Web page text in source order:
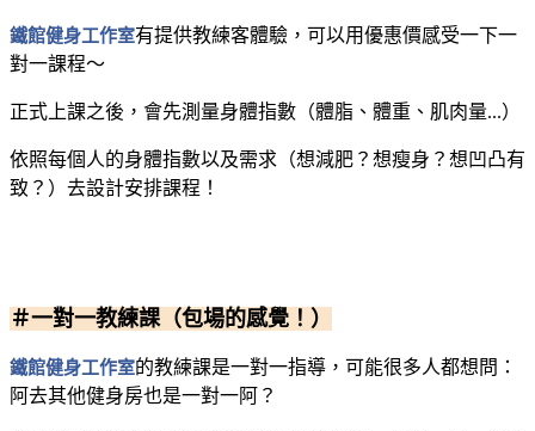
鐵館健身工作室有提供教練客體驗，可以用優惠價感受一下一
對一課程～
正式上課之後，會先測量身體指數（體脂、體重、肌肉量...）
依照每個人的身體指數以及需求（想減肥？想瘦身？想凹凸有
致？）去設計安排課程！
＃一對一教練課（包場的感覺！）
鐵館健身工作室的教練課是一對一指導，可能很多人都想問：
阿去其他健身房也是一對一阿？